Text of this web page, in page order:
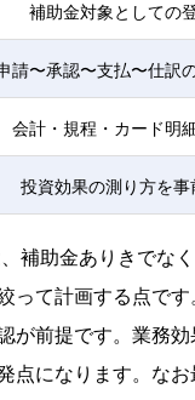
補助金対象としての
請〜承認〜支払〜仕訳
会計・規程・カード明
投資効果の測り方を事
補助金ありきでな
って計画する点で
が前提です。業務効
点になります。な